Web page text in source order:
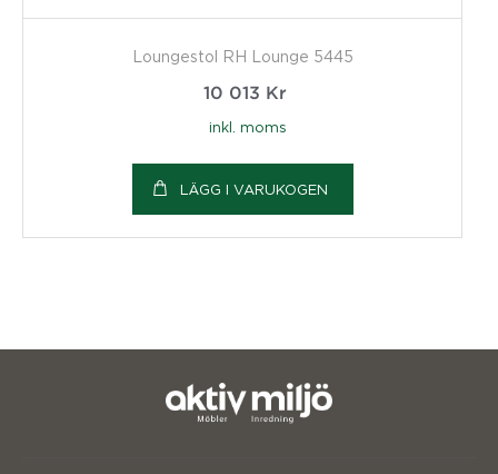
Loungestol RH Lounge 5445
10 013 Kr
inkl. moms
LÄGG I VARUKOGEN